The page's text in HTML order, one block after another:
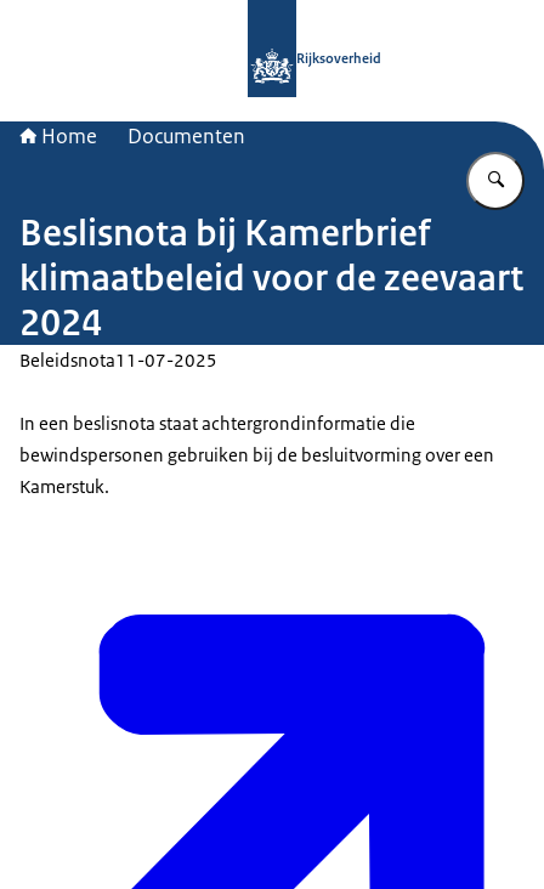
Rijksoverheid
Home Documenten
Beslisnota bij Kamerbrief
klimaatbeleid voor de zeevaart
2024
Beleidsnota11-07-2025
In een beslisnota staat achtergrondinformatie die
bewindspersonen gebruiken bij de besluitvorming over een
Kamerstuk.